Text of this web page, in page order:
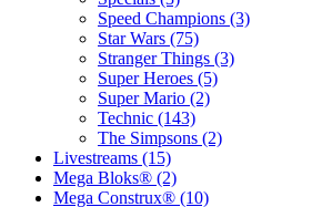
Speed Champions (3)
Star Wars (75)
Stranger Things (3)
Super Heroes (5)
Super Mario (2)
Technic (143)
The Simpsons (2)
Livestreams (15)
Mega Bloks® (2)
Mega Construx® (10)